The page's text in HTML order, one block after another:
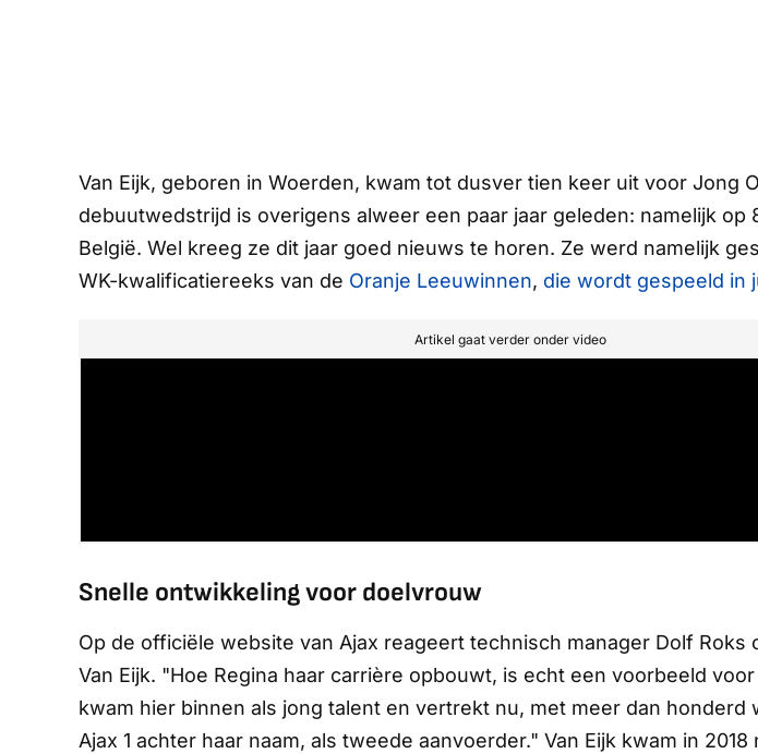
Van Eijk, geboren in Woerden, kwam tot dusver tien keer uit voor Jong
debuutwedstrijd is overigens alweer een paar jaar geleden: namelijk op
België. Wel kreeg ze dit jaar goed nieuws te horen. Ze werd namelijk
WK-kwalificatiereeks van de Oranje Leeuwinnen, die wordt gespeeld in
Artikel gaat verder onder video
Snelle ontwikkeling voor doelvrouw
Op de officiële website van Ajax reageert technisch manager Dolf Roks
Van Eijk. "Hoe Regina haar carrière opbouwt, is echt een voorbeeld
kwam hier binnen als jong talent en vertrekt nu, met meer dan honderd
Ajax 1 achter haar naam, als tweede aanvoerder." Van Eijk kwam in 2018